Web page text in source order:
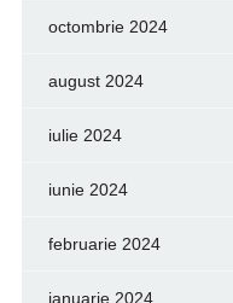
octombrie 2024
august 2024
iulie 2024
iunie 2024
februarie 2024
ianuarie 2024